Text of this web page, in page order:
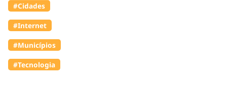
#Cidades
#Internet
#Municípios
#Tecnologia